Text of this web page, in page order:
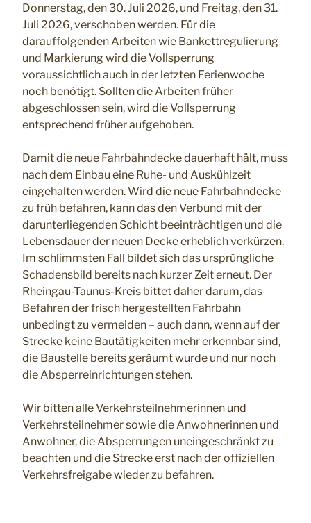
Donnerstag, den 30. Juli 2026, und Freitag, den 31.
Juli 2026, verschoben werden. Für die
darauffolgenden Arbeiten wie Bankettregulierung
und Markierung wird die Vollsperrung
voraussichtlich auch in der letzten Ferienwoche
noch benötigt. Sollten die Arbeiten früher
abgeschlossen sein, wird die Vollsperrung
entsprechend früher aufgehoben.
Damit die neue Fahrbahndecke dauerhaft hält, muss
nach dem Einbau eine Ruhe- und Auskühlzeit
eingehalten werden. Wird die neue Fahrbahndecke
zu früh befahren, kann das den Verbund mit der
darunterliegenden Schicht beeinträchtigen und die
Lebensdauer der neuen Decke erheblich verkürzen.
Im schlimmsten Fall bildet sich das ursprüngliche
Schadensbild bereits nach kurzer Zeit erneut. Der
Rheingau-Taunus-Kreis bittet daher darum, das
Befahren der frisch hergestellten Fahrbahn
unbedingt zu vermeiden – auch dann, wenn auf der
Strecke keine Bautätigkeiten mehr erkennbar sind,
die Baustelle bereits geräumt wurde und nur noch
die Absperreinrichtungen stehen.
Wir bitten alle Verkehrsteilnehmerinnen und
Verkehrsteilnehmer sowie die Anwohnerinnen und
Anwohner, die Absperrungen uneingeschränkt zu
beachten und die Strecke erst nach der offiziellen
Verkehrsfreigabe wieder zu befahren.